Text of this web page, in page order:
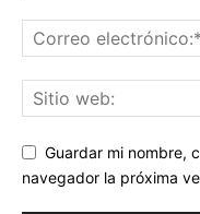
Guardar mi nombre,
navegador la próxima